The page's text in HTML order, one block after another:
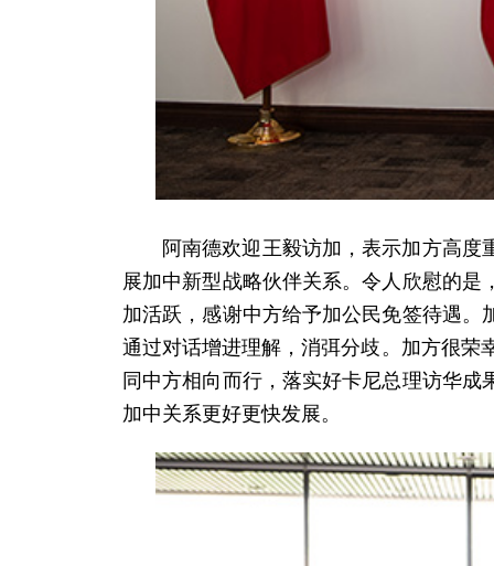
阿南德欢迎王毅访加，表示加方高
展加中新型战略伙伴关系。令人欣慰的
加活跃，感谢中方给予加公民免签待遇
通过对话增进理解，消弭分歧。加方很荣
同中方相向而行，落实好卡尼总理访华
加中关系更好更快发展。